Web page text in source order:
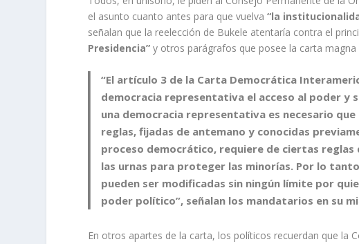
el asunto cuanto antes para que vuelva“la
señalan que la reelección de Bukele atentaría contra el
Presidencia” y otros parágrafos que posee la carta
“El artículo 3 de la Carta Democrática
democracia representativa el acceso al poder y
una democracia representativa es necesario
reglas, fijadas de antemano y conocidas
proceso democrático, requiere de ciertas
las urnas para proteger las minorías. Por lo
pueden ser modificadas sin ningún límite por
poder político”, señalan los mandatarios en su
En otros apartes de la carta, los políticos recuerdan que la